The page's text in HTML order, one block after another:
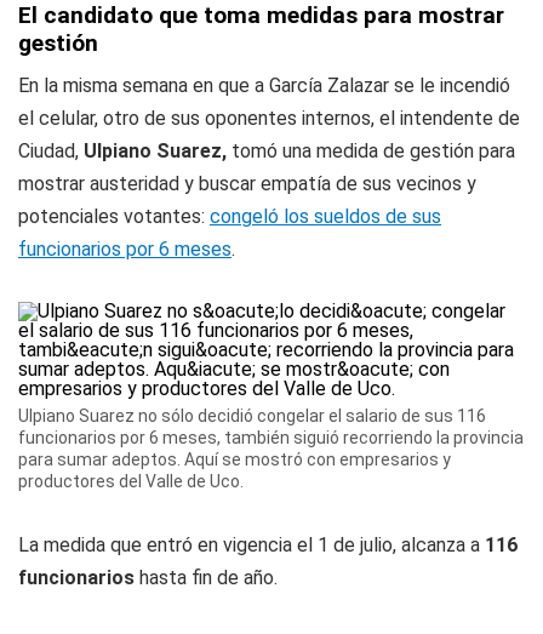
El candidato que toma medidas para mostrar
gestión
En la misma semana en que a García Zalazar se le incendió
el celular, otro de sus oponentes internos, el intendente de
Ciudad, Ulpiano Suarez, tomó una medida de gestión para
mostrar austeridad y buscar empatía de sus vecinos y
potenciales votantes: congeló los sueldos de sus
funcionarios por 6 meses.
Ulpiano Suarez no sólo decidió congelar el salario de sus 116
funcionarios por 6 meses, también siguió recorriendo la provincia
para sumar adeptos. Aquí se mostró con empresarios y
productores del Valle de Uco.
La medida que entró en vigencia el 1 de julio, alcanza a 116
funcionarios hasta fin de año.